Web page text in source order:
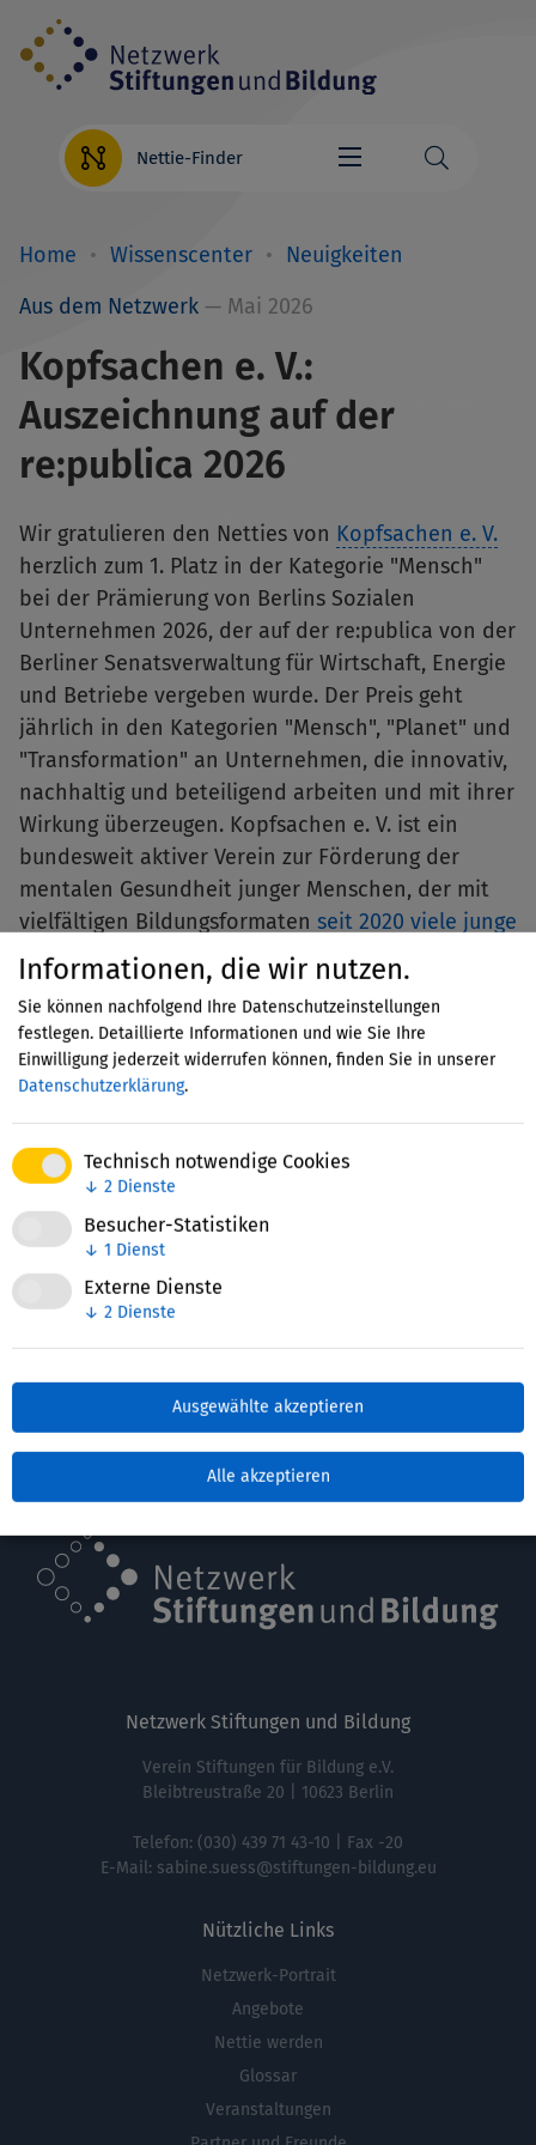
Informationen, die wir nutzen.
Sie können nachfolgend Ihre Datenschutzeinstellungen
festlegen. Detaillierte Informationen und wie Sie Ihre
Einwilligung jederzeit widerrufen können, finden Sie in unserer
Datenschutzerklärung.
Technisch notwendige Cookies
↓ 2 Dienste
Besucher-Statistiken
↓ 1 Dienst
Externe Dienste
↓ 2 Dienste
Ausgewählte akzeptieren
Alle akzeptieren
Direkt
zum
Inhalt
Nettie-Finder
Home Wissenscenter
Neuigkeiten
Aus dem Netzwerk — Mai 2026
Kopfsachen e. V.:
Auszeichnung auf der
re:publica 2026
Wir gratulieren den Netties von Kopfsachen e. V.
herzlich zum 1. Platz in der Kategorie "Mensch"
bei der Prämierung von Berlins Sozialen
Unternehmen 2026, der auf der re:publica von der
Berliner Senatsverwaltung für Wirtschaft, Energie
und Betriebe vergeben wurde. Der Preis geht
jährlich in den Kategorien "Mensch", "Planet" und
"Transformation" an Unternehmen, die innovativ,
nachhaltig und beteiligend arbeiten und mit ihrer
Wirkung überzeugen. Kopfsachen e. V. ist ein
bundesweit aktiver Verein zur Förderung der
mentalen Gesundheit junger Menschen, der mit
vielfältigen Bildungsformaten seit 2020 viele junge
Menschen erreichen konnte
und sein Angebot
stetig weiter ausbaut.
Zuletzt bearbeitet: 29. Mai 2026
Netzwerk Stiftungen und Bildung
Verein Stiftungen für Bildung e.V.
Bleibtreustraße 20 | 10623 Berlin
Telefon: (030) 439 71 43-10 | Fax -20
E-Mail: sabine.suess@stiftungen-bildung.eu
Nützliche Links
Fußbereichsmenü
Netzwerk-Portrait
Angebote
Nettie werden
Glossar
Veranstaltungen